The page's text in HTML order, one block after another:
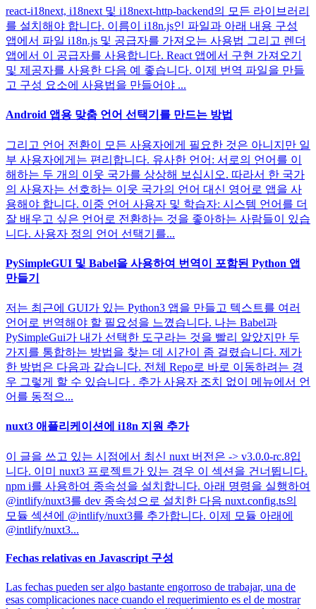
react-i18next, i18next 및 i18next-http-backend의 모든 라이브러리
를 설치해야 합니다. 이름이 i18n.js인 파일과 아래 내용 구성
앱에서 파일 i18n.js 및 공급자를 가져오는 사용법 그리고 렌더
앱에서 이 공급자를 사용합니다. React 앱에서 구현 가져오기
및 제공자를 사용한 다음 예 좋습니다. 이제 번역 파일을 만들
고 구성 요소에 사용법을 만들어야 ...
Android 앱용 맞춤 언어 선택기를 만드는 방법
그리고 언어 전환이 모든 사용자에게 필요한 것은 아니지만 일
부 사용자에게는 편리합니다. 유사한 언어: 서로의 언어를 이
해하는 두 개의 이웃 국가를 상상해 보십시오. 따라서 한 국가
의 사용자는 선호하는 이웃 국가의 언어 대신 영어로 앱을 사
용해야 합니다. 이중 언어 사용자 및 학습자: 시스템 언어를 더
잘 배우고 싶은 언어로 전환하는 것을 좋아하는 사람들이 있습
니다. 사용자 정의 언어 선택기를...
PySimpleGUI 및 Babel을 사용하여 번역이 포함된 Python 앱
만들기
저는 최근에 GUI가 있는 Python3 앱을 만들고 텍스트를 여러
언어로 번역해야 할 필요성을 느꼈습니다. 나는 Babel과
PySimpleGui가 내가 선택한 도구라는 것을 빨리 알았지만 두
가지를 통합하는 방법을 찾는 데 시간이 좀 걸렸습니다. 제가
한 방법은 다음과 같습니다. 전체 Repo로 바로 이동하려는 경
우 그렇게 할 수 있습니다 . 추가 사용자 조치 없이 메뉴에서 언
어를 동적으...
nuxt3 애플리케이션에 i18n 지원 추가
이 글을 쓰고 있는 시점에서 최신 nuxt 버전은 -> v3.0.0-rc.8입
니다. 이미 nuxt3 프로젝트가 있는 경우 이 섹션을 건너뜁니다.
npm i를 사용하여 종속성을 설치합니다. 아래 명령을 실행하여
@intlify/nuxt3를 dev 종속성으로 설치한 다음 nuxt.config.ts의
모듈 섹션에 @intlify/nuxt3를 추가합니다. 이제 모듈 아래에
@intlify/nuxt3...
Fechas relativas en Javascript 구성
Las fechas pueden ser algo bastante engorroso de trabajar, una de
esas complicaciones nace cuando el requerimiento es el de mostrar